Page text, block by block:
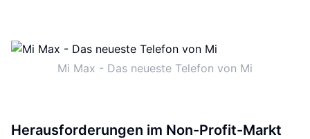
Mi Max - Das neueste Telefon von Mi
Herausforderungen im Non-Profit-Markt